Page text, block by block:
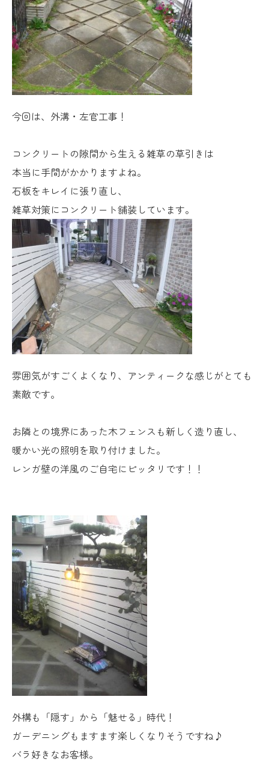
今回は、外溝・左官工事！
コンクリートの隙間から生える雑草の草引きは
本当に手間がかかりますよね。
石板をキレイに張り直し、
雑草対策にコンクリート舗装しています。
雰囲気がすごくよくなり、アンティークな感じがとても
素敵です。
お隣との境界にあった木フェンスも新しく造り直し、
暖かい光の照明を取り付けました。
レンガ壁の洋風のご自宅にピッタリです！！
外構も「隠す」から「魅せる」時代！
ガーデニングもますます楽しくなりそうですね♪
バラ好きなお客様。